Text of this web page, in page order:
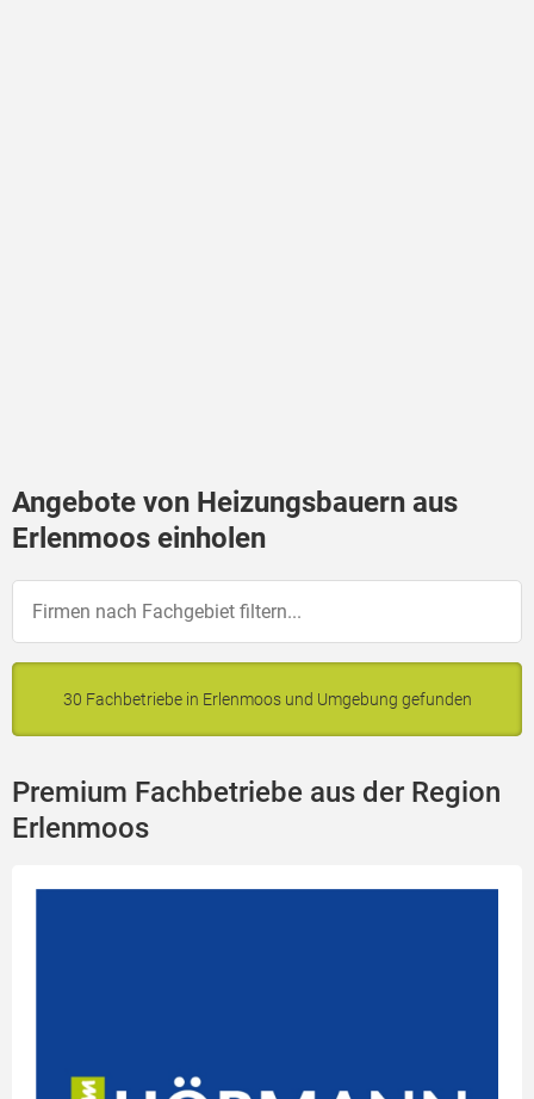
Angebote von Heizungsbauern aus
Erlenmoos einholen
30 Fachbetriebe in Erlenmoos und Umgebung gefunden
Premium Fachbetriebe aus der Region
Erlenmoos